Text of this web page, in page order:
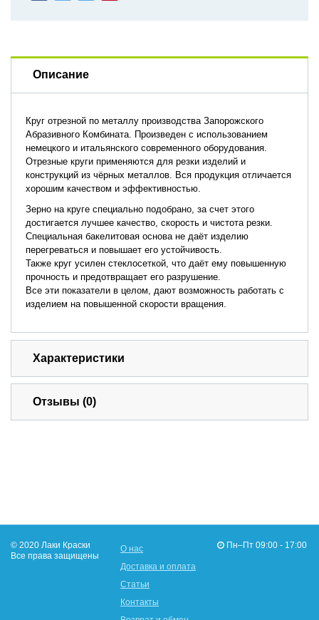
Описание
Круг отрезной по металлу производства Запорожского
Абразивного Комбината. Произведен с использованием
немецкого и итальянского современного оборудования.
Отрезные круги применяются для резки изделий и
конструкций из чёрных металлов. Вся продукция отличается
хорошим качеством и эффективностью.
Зерно на круге специально подобрано, за счет этого
достигается лучшее качество, скорость и чистота резки.
Специальная бакелитовая основа не даёт изделию
перегреваться и повышает его устойчивость.
Также круг усилен стеклосеткой, что даёт ему повышенную
прочность и предотвращает его разрушение.
Все эти показатели в целом, дают возможность работать с
изделием на повышенной скорости вращения.
Характеристики
Отзывы (0)
© 2020 Лаки Краски
Все права защищены
О нас
Доставка и оплата
Статьи
Контакты
Пн–Пт 09:00 - 17:00